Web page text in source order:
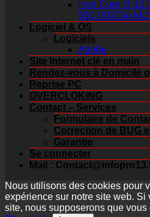
Intel Core I3-
550 | 500Go
Logiciel & OS
Logiciels
Adobe
Site Internet clé en main
Rendez-vous à Domicile
Reprise PC
OVERCLOKING
Contact – Services
Formulaire de
Correction de BUG
Garantie
Se connecter
Mail :
Nous utilisons des cookies pour
expérience sur notre site web.
site, nous supposerons que vous